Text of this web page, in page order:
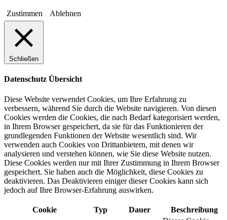
Zustimmen Ablehnen
Schließen
Datenschutz Übersicht
Diese Website verwendet Cookies, um Ihre Erfahrung zu
verbessern, während Sie durch die Website navigieren. Von diesen
Cookies werden die Cookies, die nach Bedarf kategorisiert werden,
in Ihrem Browser gespeichert, da sie für das Funktionieren der
grundlegenden Funktionen der Website wesentlich sind. Wir
verwenden auch Cookies von Drittanbietern, mit denen wir
analysieren und verstehen können, wie Sie diese Website nutzen.
Diese Cookies werden nur mit Ihrer Zustimmung in Ihrem Browser
gespeichert. Sie haben auch die Möglichkeit, diese Cookies zu
deaktivieren. Das Deaktivieren einiger dieser Cookies kann sich
jedoch auf Ihre Browser-Erfahrung auswirken.
Cookie Typ Dauer
Beschreibung